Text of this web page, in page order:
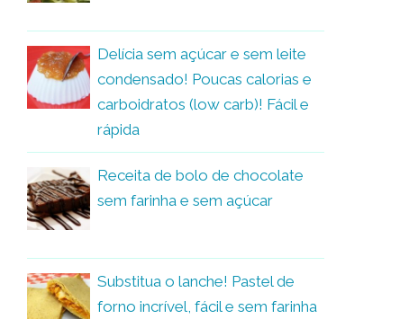
Delícia sem açúcar e sem leite
condensado! Poucas calorias e
carboidratos (low carb)! Fácil e
rápida
Receita de bolo de chocolate
sem farinha e sem açúcar
Substitua o lanche! Pastel de
forno incrível, fácil e sem farinha